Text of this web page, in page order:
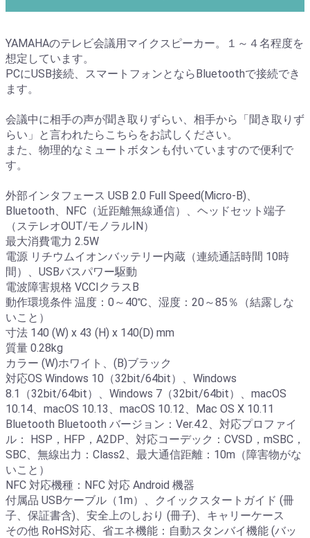
YAMAHAのテレビ会議用マイクスピーカー。１～４名程度を
想定しています。
PCにUSB接続、スマートフォンとならBluetoothで接続でき
ます。
会議中に相手の声が聞き取りずらい、相手から「聞き取りず
らい」と言われたらこちらをお試しください。
また、物理的なミュートボタンも付いていますので便利で
す。
外部インタフェース USB 2.0 Full Speed(Micro-B)、
Bluetooth、NFC（近距離無線通信）、ヘッドセット端子
（ステレオOUT/モノラルIN）
最大消費電力 2.5W
電源 リチウムイオンバッテリー内蔵（連続通話時間 10時
間）、USBバスパワー駆動
電波障害規格 VCCIクラスB
動作環境条件 温度：0～40℃、湿度：20～85％（結露しな
いこと）
寸法 140 (W) x 43 (H) x 140(D) mm
質量 0.28kg
カラー (W)ホワイト、(B)ブラック
対応OS Windows 10（32bit/64bit）、Windows
8.1（32bit/64bit）、Windows 7（32bit/64bit）、macOS
10.14、macOS 10.13、macOS 10.12、Mac OS X 10.11
Bluetooth Bluetooth バージョン：Ver.4.2、対応プロファイ
ル： HSP，HFP，A2DP、対応コーデック：CVSD，mSBC，
SBC、無線出力：Class2、最大通信距離：10m（障害物がな
いこと）
NFC 対応機種：NFC 対応 Android 機器
付属品 USBケーブル（1m）、クイックスタートガイド (冊
子、保証書含)、安全上のしおり (冊子)、キャリーケース
その他 RoHS対応、省エネ機能：自動スタンバイ機能 (バッ